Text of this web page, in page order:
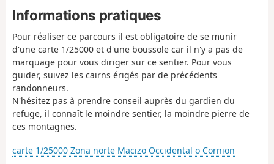
Informations pratiques
Pour réaliser ce parcours il est obligatoire de se munir
d'une carte 1/25000 et d'une boussole car il n'y a pas de
marquage pour vous diriger sur ce sentier. Pour vous
guider, suivez les cairns érigés par de précédents
randonneurs.
N'hésitez pas à prendre conseil auprès du gardien du
refuge, il connaît le moindre sentier, la moindre pierre de
ces montagnes.
carte 1/25000 Zona norte Macizo Occidental o Cornion